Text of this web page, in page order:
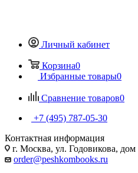
Личный кабинет
Корзина0
Избранные товары0
Сравнение товаров0
+7 (495) 787-05-30
Контактная информация
г. Москва, ул. Годовикова, дом
order@peshkombooks.ru